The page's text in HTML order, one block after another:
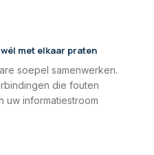
met elkaar praten
soepel samenwerken.
die fouten
uw informatiestroom